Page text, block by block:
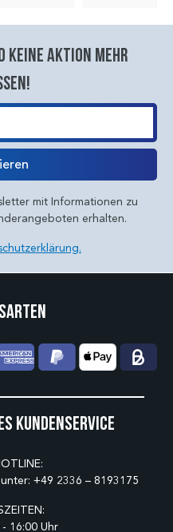
keine aktion mehr
mit Informationen zu
erhalten.
Kundenservice
+49 2336 – 8193175
16:00 Uhr